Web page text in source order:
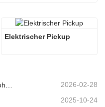
Elektrischer Pickup
Golfwagen-Ratgeber 2026: Von Wohngebieten bis hin zu Ferienanlagen – Wie wählt man das richtige Mehrzweckfahrzeug? 2026-02-28
2025-10-24